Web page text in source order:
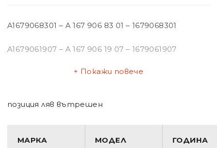
A1679068301 – A 167 906 83 01 – 1679068301
A1679061907 – A 167 906 19 07 – 1679061907
Покажи повече
позиция ляв вътрешен
МАРКА МОДЕЛ ГОДИНА